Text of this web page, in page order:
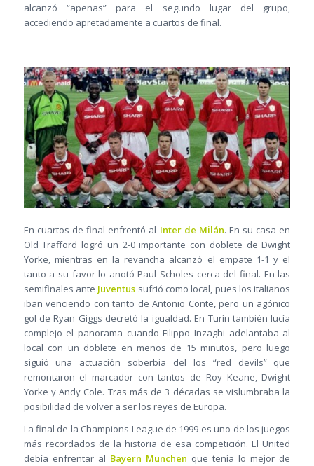
alcanzó “apenas” para el segundo lugar del grupo,
accediendo apretadamente a cuartos de final.
En cuartos de final enfrentó al Inter de Milán. En su casa en
Old Trafford logró un 2-0 importante con doblete de Dwight
Yorke, mientras en la revancha alcanzó el empate 1-1 y el
tanto a su favor lo anotó Paul Scholes cerca del final. En las
semifinales ante Juventus sufrió como local, pues los italianos
iban venciendo con tanto de Antonio Conte, pero un agónico
gol de Ryan Giggs decretó la igualdad. En Turín también lucía
complejo el panorama cuando Filippo Inzaghi adelantaba al
local con un doblete en menos de 15 minutos, pero luego
siguió una actuación soberbia del los “red devils” que
remontaron el marcador con tantos de Roy Keane, Dwight
Yorke y Andy Cole. Tras más de 3 décadas se vislumbraba la
posibilidad de volver a ser los reyes de Europa.
La final de la Champions League de 1999 es uno de los juegos
más recordados de la historia de esa competición. El United
debía enfrentar al Bayern Munchen que tenía lo mejor de